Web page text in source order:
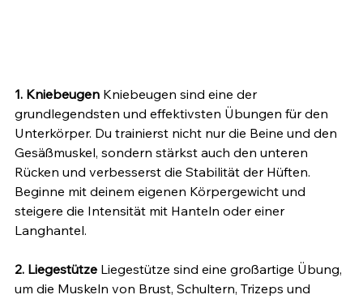
1. Kniebeugen Kniebeugen sind eine der
grundlegendsten und effektivsten Übungen für den
Unterkörper. Du trainierst nicht nur die Beine und den
Gesäßmuskel, sondern stärkst auch den unteren
Rücken und verbesserst die Stabilität der Hüften.
Beginne mit deinem eigenen Körpergewicht und
steigere die Intensität mit Hanteln oder einer
Langhantel.
2. Liegestütze Liegestütze sind eine großartige Übung,
um die Muskeln von Brust, Schultern, Trizeps und